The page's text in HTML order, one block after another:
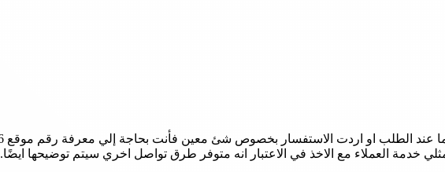
العملاء مع الاخذ في الاعتبار انه متوفر طرق تواصل اخري سيتم توضيحها ايضًا.